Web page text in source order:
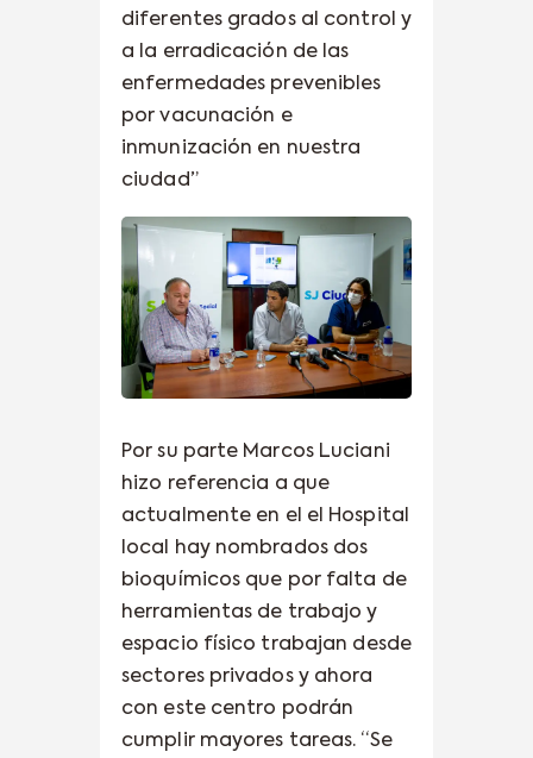
diferentes grados al control y
a la erradicación de las
enfermedades prevenibles
por vacunación e
inmunización en nuestra
ciudad”
Por su parte Marcos Luciani
hizo referencia a que
actualmente en el el Hospital
local hay nombrados dos
bioquímicos que por falta de
herramientas de trabajo y
espacio físico trabajan desde
sectores privados y ahora
con este centro podrán
cumplir mayores tareas. “Se